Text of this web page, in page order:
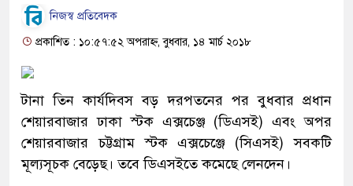
নিজস্ব প্রতিবেদক
প্রকাশিত : ১০:৫৭:৫২ অপরাহ্ন, বুধবার, ১৪ মার্চ ২০১৮
টানা তিন কার্যদিবস বড় দরপতনের পর বুধবার প্রধান
শেয়ারবাজার ঢাকা স্টক এক্সচেঞ্জ (ডিএসই) এবং অপর
শেয়ারবাজার চট্টগ্রাম স্টক এক্সচেঞ্জে (সিএসই) সবকটি
মূল্যসূচক বেড়েছ। তবে ডিএসইতে কমেছে লেনদেন।